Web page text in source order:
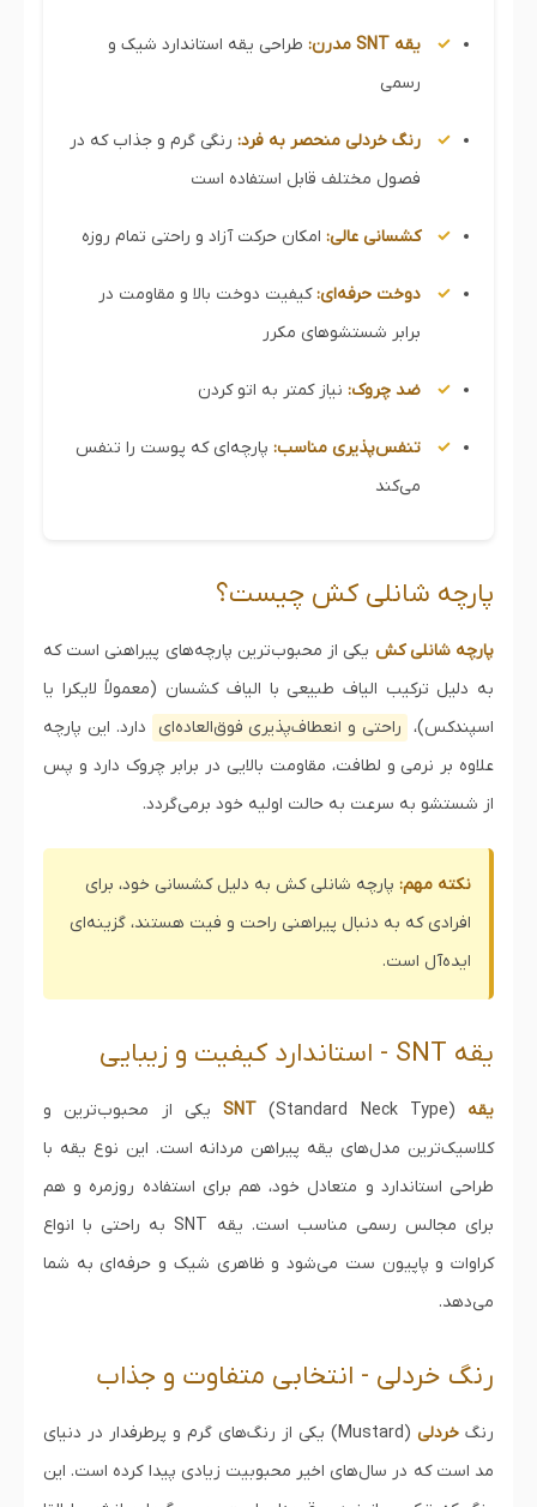
یقه SNT مدرن:
طراحی یقه استاندارد شیک و
رسمی
رنگ خردلی منحصر به فرد: رنگی گرم و جذاب که در
فصول مختلف قابل استفاده است
کشسانی عالی: امکان حرکت آزاد و راحتی تمام روزه
دوخت حرفه‌ای:کیفیت دوخت بالا و مقاومت در
برابر شستشوهای مکرر
ضد چروک: نیاز کمتر به اتو کردن
تنفس‌پذیری مناسب: پارچه‌ای که پوست را تنفس
می‌کند
پارچه شانلی کش چیست؟
پارچه شانلی کش یکی از محبوب‌ترین پارچه‌های پیراهنی است که
به دلیل ترکیب الیاف طبیعی با الیاف کشسان (معمولاً لایکرا یا
اسپندکس)، راحتی و انعطاف‌پذیری فوق‌العاده‌ای
دارد. این پارچه
علاوه بر نرمی و لطافت، مقاومت بالایی در برابر چروک دارد و پس
از شستشو به سرعت به حالت اولیه خود برمی‌گردد.
نکته مهم: پارچه شانلی کش به دلیل کشسانی خود، برای
افرادی که به دنبال پیراهنی راحت و فیت هستند، گزینه‌ای
ایده‌آل است.
یقه SNT - استاندارد کیفیت و زیبایی
یقه SNT
(Standard Neck Type) یکی از محبوب‌ترین و
کلاسیک‌ترین مدل‌های یقه پیراهن مردانه است. این نوع یقه با
طراحی استاندارد و متعادل خود، هم برای استفاده روزمره و هم
برای مجالس رسمی مناسب است. یقه SNT به راحتی با انواع
کراوات و پاپیون ست می‌شود و ظاهری شیک و حرفه‌ای به شما
می‌دهد.
رنگ خردلی - انتخابی متفاوت و جذاب
رنگ خردلی
(Mustard) یکی از رنگ‌های گرم و پرطرفدار در دنیای
مد است که در سال‌های اخیر محبوبیت زیادی پیدا کرده است. این